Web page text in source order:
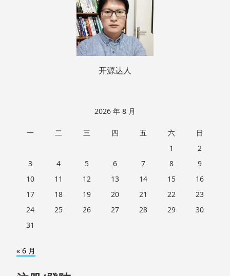
开源达人
2026 年 8 月
一 二 三 四 五 六
日
1
2
3
4 5 6 7 8
9
10
11 12 13 14 15
16
17
18 19 20 21 22
23
24
25 26 27 28 29
30
31
« 6 月